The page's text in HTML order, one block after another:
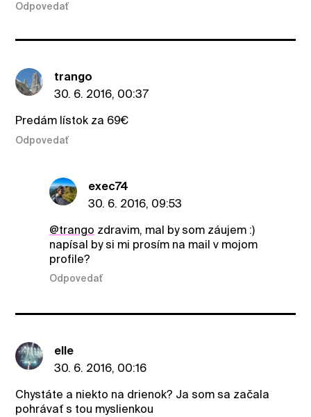
Odpovedať
trango
30. 6. 2016, 00:37
Predám lístok za 69€
Odpovedať
exec74
30. 6. 2016, 09:53
@trango zdravim, mal by som záujem :)
napísal by si mi prosím na mail v mojom
profile?
Odpovedať
elle
30. 6. 2016, 00:16
Chystáte a niekto na drienok? Ja som sa začala
pohrávať s tou myslienkou